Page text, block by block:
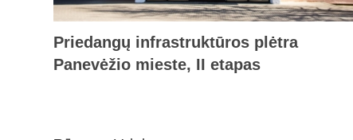
Priedangų infrastruktūros plėtra
Panevėžio mieste, II etapas